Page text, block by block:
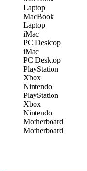
Laptop
MacBook
Laptop
iMac
PC Desktop
iMac
PC Desktop
PlayStation
Xbox
Nintendo
PlayStation
Xbox
Nintendo
Motherboard
Motherboard